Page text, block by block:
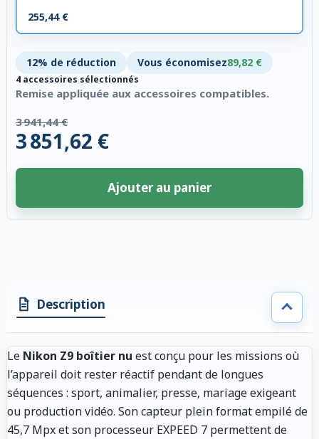
255,44 €
12% de réduction Vous économisez89,82 €
4 accessoires sélectionnés
Remise appliquée aux accessoires compatibles.
3 941,44 €
3 851,62 €
Ajouter au panier
Description
Le Nikon Z9 boîtier nu est conçu pour les missions où
l’appareil doit rester réactif pendant de longues
séquences : sport, animalier, presse, mariage exigeant
ou production vidéo. Son capteur plein format empilé de
45,7 Mpx et son processeur EXPEED 7 permettent de